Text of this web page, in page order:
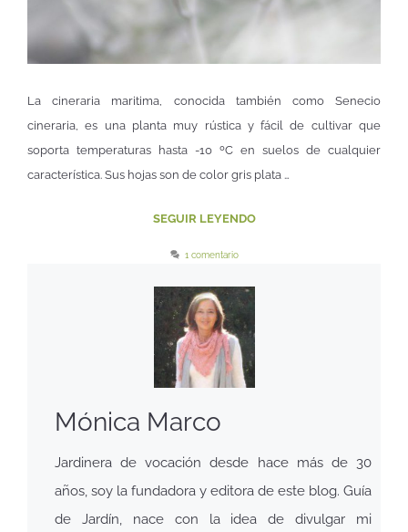
La cineraria maritima, conocida también como Senecio
cineraria, es una planta muy rústica y fácil de cultivar que
soporta temperaturas hasta -10 ºC en suelos de cualquier
característica. Sus hojas son de color gris plata …
SEGUIR LEYENDO
1 comentario
Mónica Marco
Jardinera de vocación desde hace más de 30
años, soy la fundadora y editora de este blog. Guía
de Jardín, nace con la idea de divulgar mi